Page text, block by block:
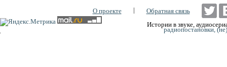
О проекте |
Обратная связь
Истории в звуке,
радиопостановки,